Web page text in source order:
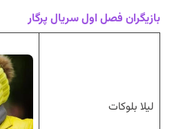
بازیگران فصل اول سریال پرگار
لیلا بلوکات